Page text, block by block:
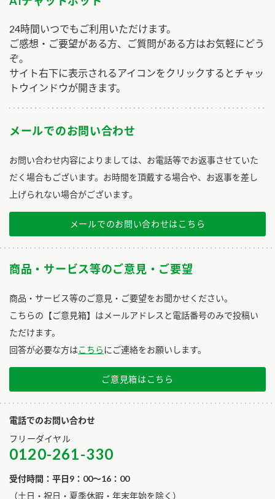
24時間いつでもご利用いただけます。
ご感想・ご要望がある方、ご質問がある方はお気軽にどう
ぞ。
サイト右下に表示されるアイコンをクリックするとチャッ
トウインドウが開きます。
メールでのお問い合わせ
お問い合わせ内容によりましては、お電話等でお返事させていた
だく場合もございます。お時間を頂戴する場合や、お返事を差し
上げられない場合がございます。
メールでのお問い合わせはこちら
商品・サービス等のご意見・ご要望
商品・サービス等のご意見・ご要望をお聞かせください。
こちらの【ご意見箱】はメールアドレスと電話番号のみで投稿い
ただけます。
回答が必要な方はこちらにご連絡をお願いします。
ご意見箱はこちら
電話でのお問い合わせ
フリーダイヤル
0120-261-330
受付時間：平日9：00～16：00
​（土日・祝日・夏季休暇・年末年始を除く）